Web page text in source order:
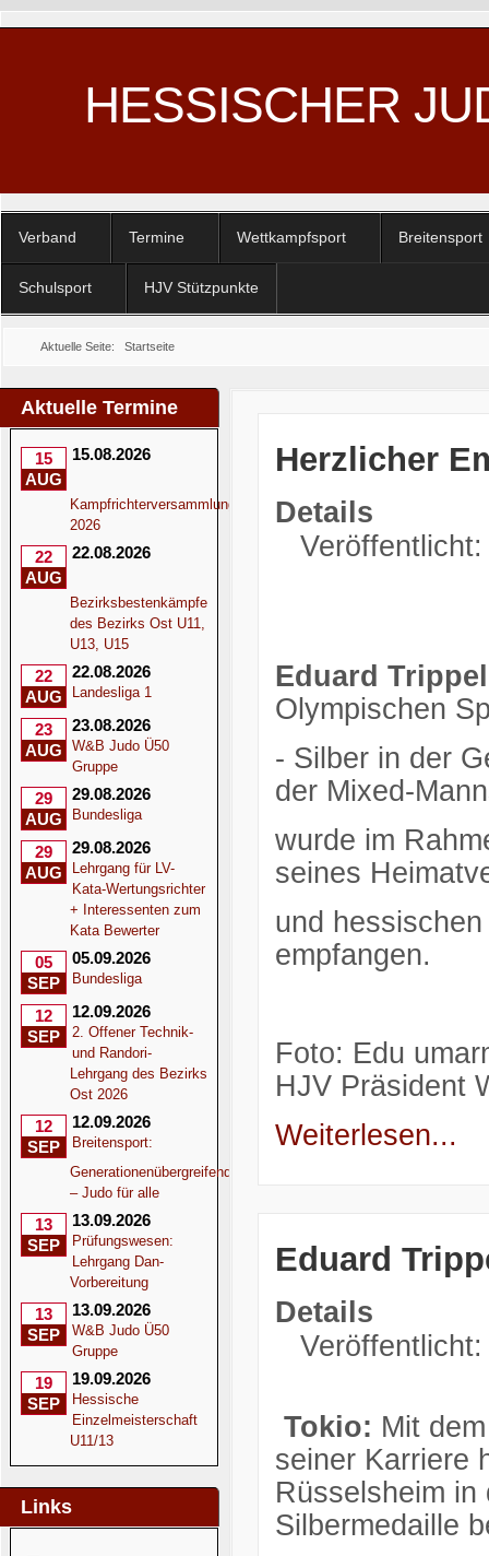
HESSISCHER
Verband Termine Wettkampfsport Breitensport
Schulsport HJV Stützpunkte
Aktuelle Seite: Startseite
Aktuelle Termine
15
AUG
15.08.2026
Kampfrichterversammlung
2026
22
AUG
22.08.2026
Bezirksbestenkämpfe
des Bezirks Ost U11,
U13, U15
22
AUG
22.08.2026
Landesliga 1
23
AUG
23.08.2026
W&B Judo Ü50
Gruppe
29
AUG
29.08.2026
Bundesliga
29
AUG
29.08.2026
Lehrgang für LV-
Kata-Wertungsrichter
+ Interessenten zum
Kata Bewerter
05
SEP
05.09.2026
Bundesliga
12
SEP
12.09.2026
2. Offener Technik-
und Randori-
Lehrgang des Bezirks
Ost 2026
12
SEP
12.09.2026
Breitensport:
Generationenübergreifend
– Judo für alle
13
SEP
13.09.2026
Prüfungswesen:
Lehrgang Dan-
Vorbereitung
13
SEP
13.09.2026
W&B Judo Ü50
Gruppe
19
SEP
19.09.2026
Hessische
Einzelmeisterschaft
U11/13
Links
Herzlicher
Details
Eduard
Olympischen
- Silber in der
der Mixed-
wurde im
seines
und
empfangen.
Foto: Edu
HJV Präsident
Weiterlesen...
Eduard
Details
Tokio: Mit
seiner Karriere
Rüsselsheim
Silbermedaille